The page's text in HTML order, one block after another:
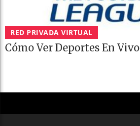
RED PRIVADA VIRTUAL
Cómo Ver Deportes En Vivo